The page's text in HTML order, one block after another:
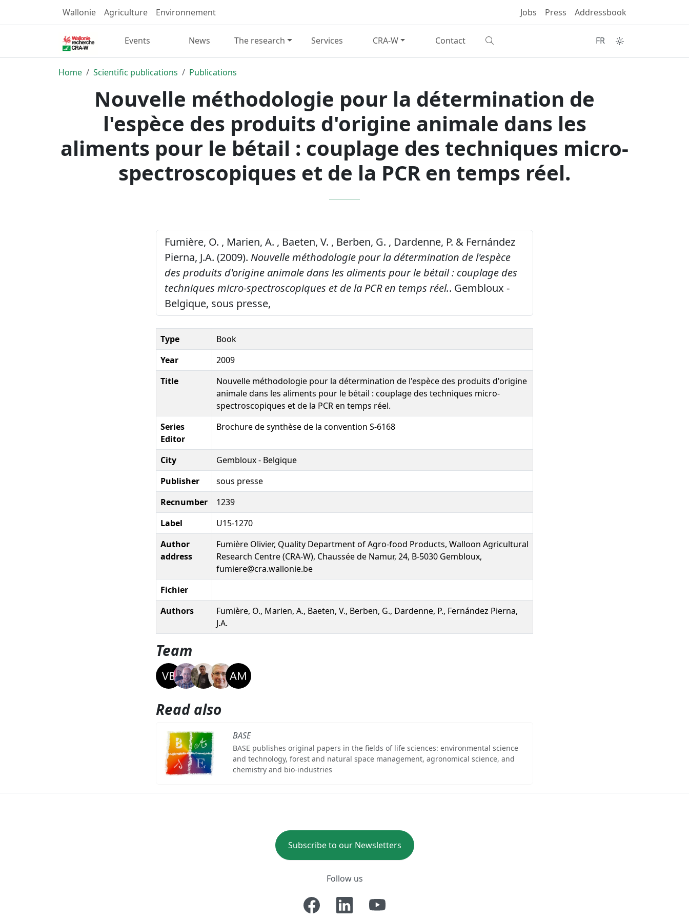
Wallonie Agriculture Environnement Jobs Press Addressbook
Events News The research Services CRA-W Contact FR
Home Scientific publications Publications
Nouvelle méthodologie pour la détermination de
l'espèce des produits d'origine animale dans les
aliments pour le bétail : couplage des techniques micro-
spectroscopiques et de la PCR en temps réel.
Fumière, O. , Marien, A. , Baeten, V. , Berben, G. , Dardenne, P. & Fernández
Pierna, J.A. (2009). Nouvelle méthodologie pour la détermination de l'espèce
des produits d'origine animale dans les aliments pour le bétail : couplage des
techniques micro-spectroscopiques et de la PCR en temps réel.. Gembloux -
Belgique, sous presse,
Type
Book
Year
2009
Title
Nouvelle méthodologie pour la détermination de l'espèce des produits d'origine
animale dans les aliments pour le bétail : couplage des techniques micro-
spectroscopiques et de la PCR en temps réel.
Series
Editor
Brochure de synthèse de la convention S-6168
City
Gembloux - Belgique
Publisher
sous presse
Recnumber
1239
Label
U15-1270
Author
address
Fumière Olivier, Quality Department of Agro-food Products, Walloon Agricultural
Research Centre (CRA-W), Chaussée de Namur, 24, B-5030 Gembloux,
fumiere@cra.wallonie.be
Fichier
Authors
Fumière, O., Marien, A., Baeten, V., Berben, G., Dardenne, P., Fernández Pierna,
J.A.
Team
Read also
BASE
BASE publishes original papers in the fields of life sciences: environmental science
and technology, forest and natural space management, agronomical science, and
chemistry and bio-industries
Subscribe to our Newsletters
Follow us